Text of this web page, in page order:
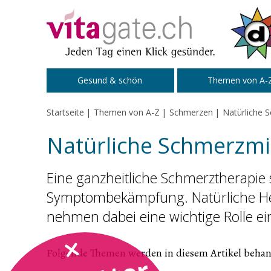
Gesund & schön Themen von A-
Startseite Themen von A-Z Schmerzen Natürliche
Natürliche
Eine ganzheitliche
Symptombekämpfung. Natürliche
nehmen dabei eine wichtige Rolle
Folgende Themen werden in diesem Artikel